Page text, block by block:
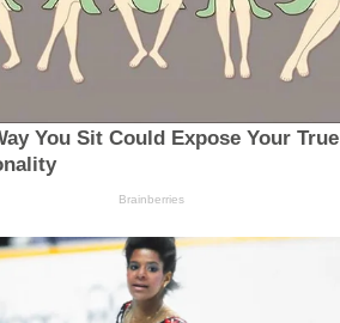
You Sit Could Expose Your True
Brainberries